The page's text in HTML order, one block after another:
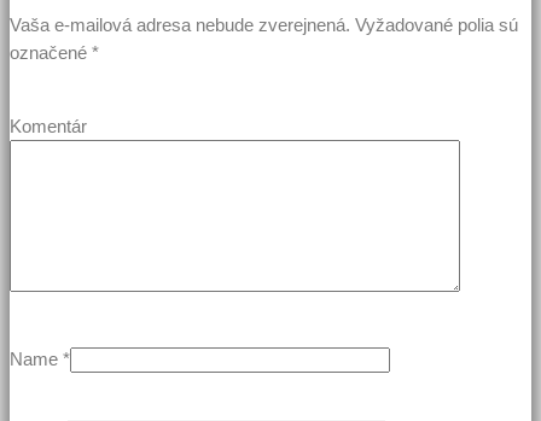
Vaša e-mailová adresa nebude zverejnená. Vyžadované polia sú
označené *
Komentár
Name *